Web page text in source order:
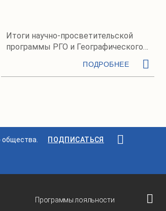
Итоги научно-просветительской
программы РГО и Географического
ПОДРОБНЕЕ
ПОДПИСАТЬСЯ
Программы лояльности